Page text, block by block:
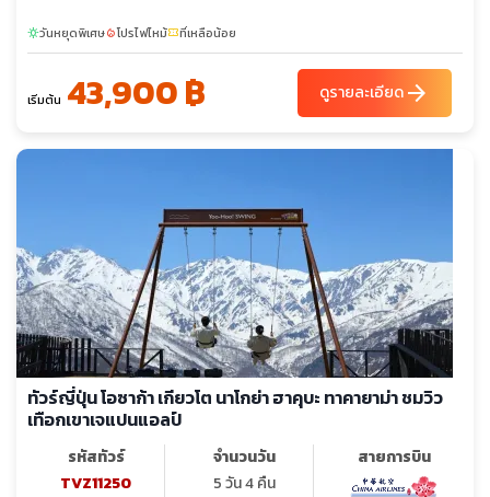
sunnyวันหยุดพิเศษlocal_fire_departmentโปรไฟไหม้confirmation_numberที่เหลือน้อย
เริ่มต้น 43,900 ฿ ดูรายละเอียดarrow_forward
ทัวร์ญี่ปุ่น โอซาก้า เกียวโต นาโกย่า ฮาคุบะ ทาคายาม่า ชมวิว
เทือกเขาเจแปนแอลป์
รหัสทัวร์
TVZ11250
จำนวนวัน
5 วัน 4 คืน
สายการบิน